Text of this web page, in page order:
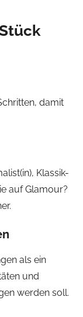
damit
Klassik-
auf Glamour?
als ein
und
werden soll.